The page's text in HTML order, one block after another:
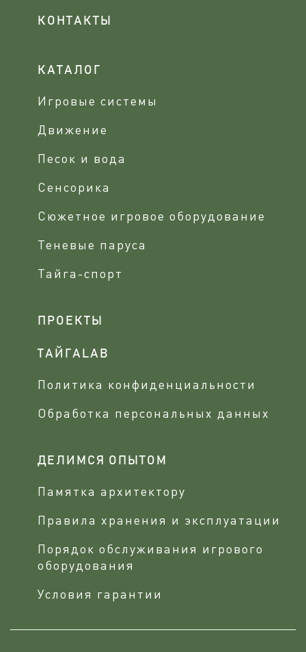
КОНТАКТЫ
КАТАЛОГ
Игровые системы
Движение
Песок и вода
Сенсорика
Сюжетное игровое оборудование
Теневые паруса
Тайга-спорт
ПРОЕКТЫ
ТАЙГАLAB
Политика конфиденциальности
Обработка персональных данных
ДЕЛИМСЯ ОПЫТОМ
Памятка архитектору
Правила хранения и эксплуатации
Порядок обслуживания игрового
оборудования
Условия гарантии